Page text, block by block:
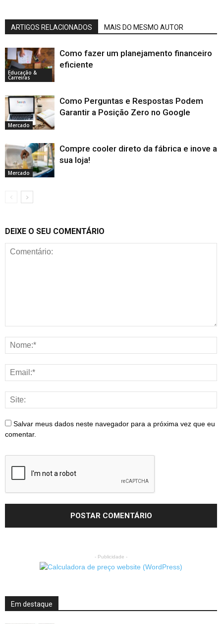
ARTIGOS RELACIONADOS MAIS DO MESMO AUTOR
Educação &
Carreiras
Como fazer um planejamento financeiro
eficiente
Mercado
Como Perguntas e Respostas Podem
Garantir a Posição Zero no Google
Mercado
Compre cooler direto da fábrica e inove a
sua loja!
DEIXE O SEU COMENTÁRIO
Salvar meus dados neste navegador para a próxima vez que eu
comentar.
- Publicidade -
Em destaque